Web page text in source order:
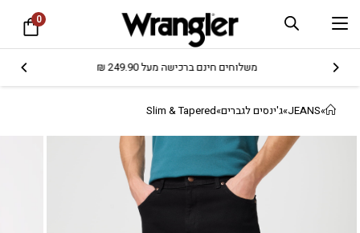
0
משלוחים חינם ברכישה מעל 249.90 ₪
»
JEANS
»ג'ינסים לגברים»
Slim & Tapered